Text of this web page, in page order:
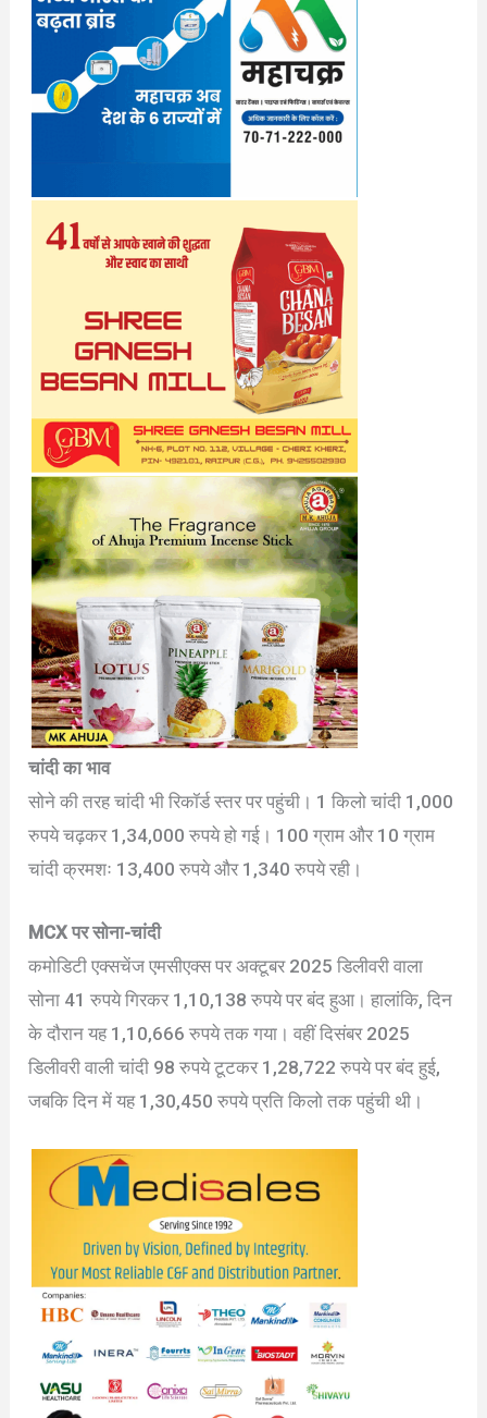
चांदी का भाव
सोने की तरह चांदी भी रिकॉर्ड स्तर पर पहुंची। 1 किलो चांदी 1,000
रुपये चढ़कर 1,34,000 रुपये हो गई। 100 ग्राम और 10 ग्राम
चांदी क्रमशः 13,400 रुपये और 1,340 रुपये रही।
MCX पर सोना-चांदी
कमोडिटी एक्सचेंज एमसीएक्स पर अक्टूबर 2025 डिलीवरी वाला
सोना 41 रुपये गिरकर 1,10,138 रुपये पर बंद हुआ। हालांकि, दिन
के दौरान यह 1,10,666 रुपये तक गया। वहीं दिसंबर 2025
डिलीवरी वाली चांदी 98 रुपये टूटकर 1,28,722 रुपये पर बंद हुई,
जबकि दिन में यह 1,30,450 रुपये प्रति किलो तक पहुंची थी।